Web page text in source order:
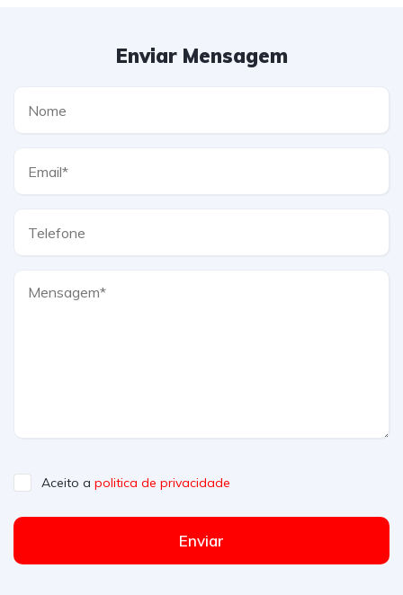
Enviar Mensagem
Aceito a politica de privacidade
Enviar